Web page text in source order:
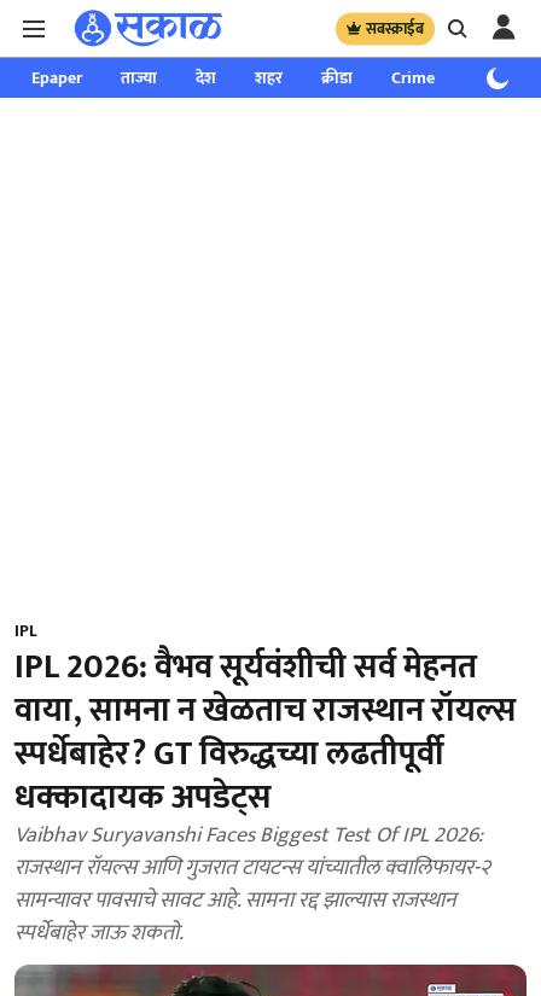
सबस्क्राईब
Epaper ताज्या देश शहर क्रीडा Crime साप्ताहिक
IPL
IPL 2026: वैभव सूर्यवंशीची सर्व मेहनत
वाया, सामना न खेळताच राजस्थान रॉयल्स
स्पर्धेबाहेर? GT विरुद्धच्या लढतीपूर्वी
धक्कादायक अपडेट्स
Vaibhav Suryavanshi Faces Biggest Test Of IPL 2026:
राजस्थान रॉयल्स आणि गुजरात टायटन्स यांच्यातील क्वालिफायर-२
सामन्यावर पावसाचे सावट आहे. सामना रद्द झाल्यास राजस्थान
स्पर्धेबाहेर जाऊ शकतो.